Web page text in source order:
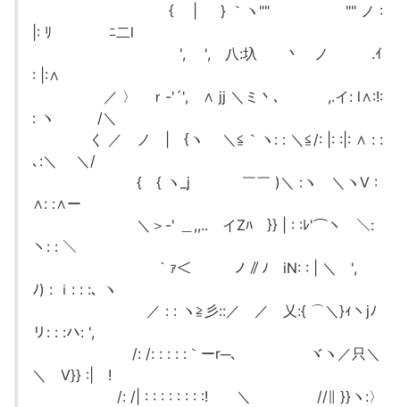
{ | } ｀ヽ"" "" ノ :
|: ﾘ ﾆ二l
', ', 八:圦 丶 ノ .ｲ
: |:∧
／ 〉 ｒ-'´', ∧ jj ＼ミ丶､ ,.イ: l∧:!:
: ヽ /＼
く ／ ノ | {ヽ ＼≦｀ヽ: : ＼≦/: |: :|: ∧ : :
､:＼ ＼/
{ { ヽ_j ￣￣ )＼ :ヽ ＼ヽV :
∧: :∧ーゝ
＼＞-' ＿,,.. イZﾊ }} | : :ﾚ'⌒ヽ ＼:
ヽ: : ＼
｀ｧ＜ ノ∥ﾉ iΝ: : | ＼ ',
ﾉ) : ｉ: : :､ ヽ
／ : : ヽ≧彡::／ ／ 乂:{ ⌒＼}ｨヽjﾉ
リ: : :ハ: ',
/: /: : : : :｀ーr─､ ヾヽ／只＼
＼ V}} :| !
/: /| : : : : : : : :! ＼ //∥ }}ヽ:〉